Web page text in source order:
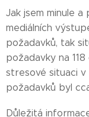
Jak jsem minule
mediálních
požadavků, tak
požadavky na
stresové situaci v
požadavků byl
Důležitá